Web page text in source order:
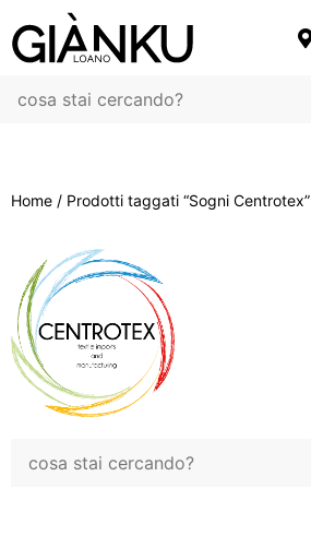
Home / Prodotti taggati “Sogni Centrotex”